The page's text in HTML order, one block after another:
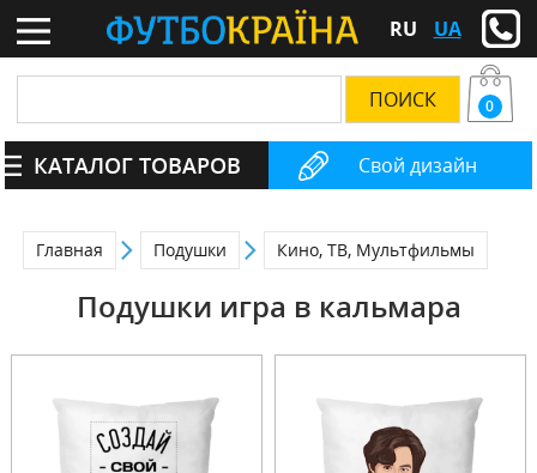
RU UA
Свой дизайн
0
КАТАЛОГ ТОВАРОВ
Главная Подушки Кино, ТВ, Мультфильмы
Подушки игра в кальмара